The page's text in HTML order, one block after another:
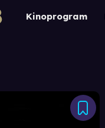
Kinoprogram